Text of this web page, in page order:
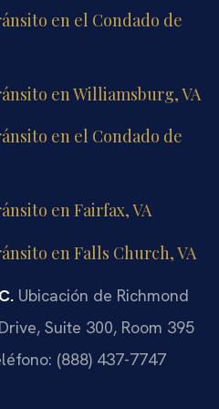
en el Condado de
en Williamsburg, VA
en el Condado de
en Fairfax, VA
en Falls Church, VA
Ubicación de Richmond
Suite 300, Room 395
(888) 437-7747